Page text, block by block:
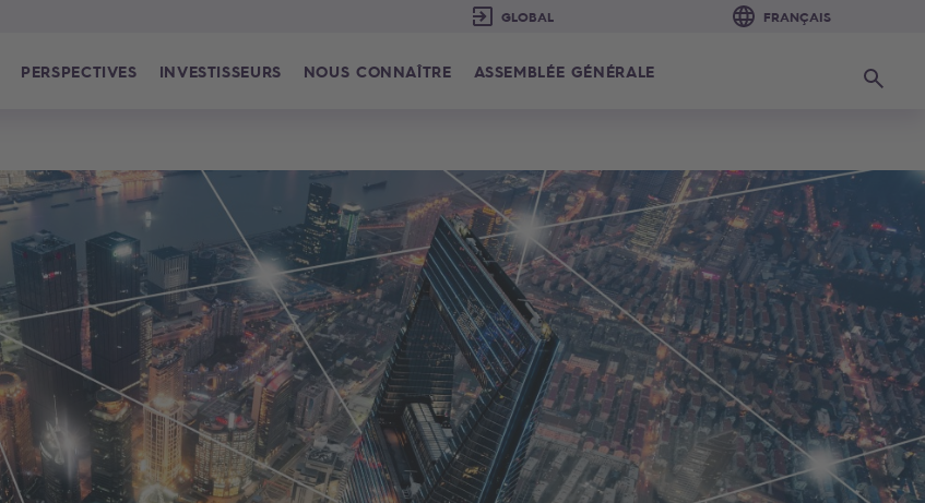
PERSPECTIVES INVESTISSEURS NOUS CONNAÎTRE ASSEMBLÉE GÉNÉRALE